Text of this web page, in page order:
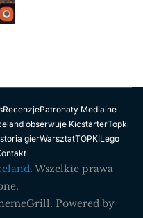
RecenzjePatronaty Medialne
obserwuje KicstarterTopki
gierWarsztatTOPKILego
. Wszelkie prawa
Powered by